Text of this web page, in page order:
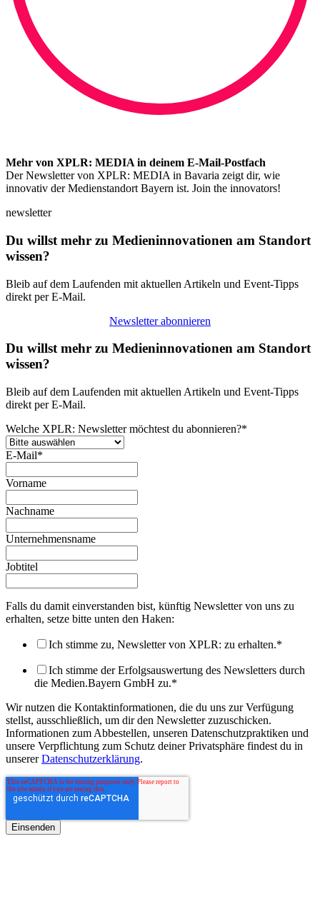
Mehr von XPLR: MEDIA in deinem E-Mail-Postfach
Der Newsletter von XPLR: MEDIA in Bavaria zeigt dir, wie
innovativ der Medienstandort Bayern ist. Join the innovators!
newsletter
Du willst mehr zu Medieninnovationen am Standort
wissen?
Bleib auf dem Laufenden mit aktuellen Artikeln und Event-Tipps
direkt per E-Mail.
Newsletter abonnieren
Du willst mehr zu Medieninnovationen am Standort
wissen?
Bleib auf dem Laufenden mit aktuellen Artikeln und Event-Tipps
direkt per E-Mail.
Welche XPLR: Newsletter möchtest du abonnieren?*
E-Mail*
Vorname
Nachname
Unternehmensname
Jobtitel
Falls du damit einverstanden bist, künftig Newsletter von uns zu
erhalten, setze bitte unten den Haken:
Ich stimme zu, Newsletter von XPLR: zu erhalten.*
Ich stimme der Erfolgsauswertung des Newsletters durch
die Medien.Bayern GmbH zu.*
Wir nutzen die Kontaktinformationen, die du uns zur Verfügung
stellst, ausschließlich, um dir den Newsletter zuzuschicken.
Informationen zum Abbestellen, unseren Datenschutzpraktiken und
unsere Verpflichtung zum Schutz deiner Privatsphäre findest du in
unsererDatenschutzerklärung.